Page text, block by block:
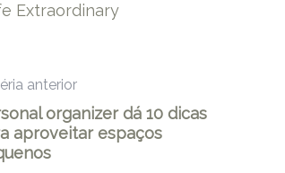
Extraordinary
anterior
organizer dá 10 dicas
aproveitar espaços